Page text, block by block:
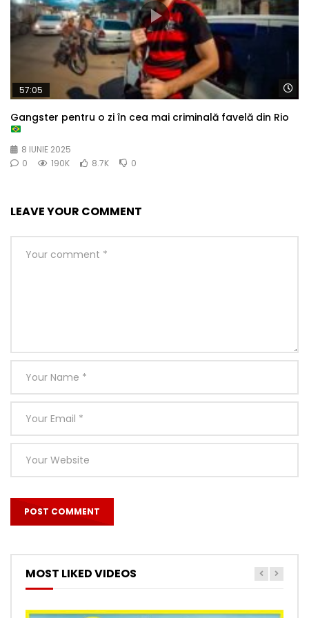
57:05
Gangster pentru o zi în cea mai criminală favelă din Rio
8 IUNIE 2025
0
190K 8.7K 0
LEAVE YOUR COMMENT
MOST LIKED VIDEOS